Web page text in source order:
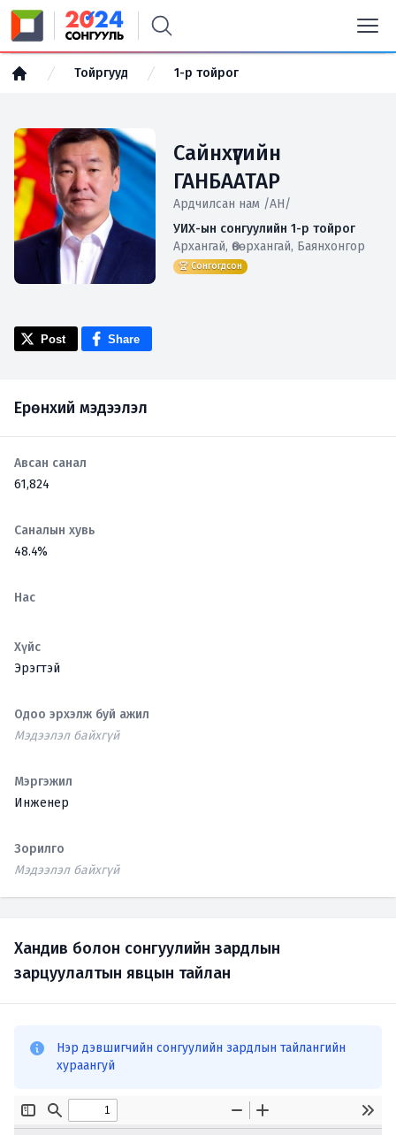
Тойргууд 1-р тойрог
Сайнхүүгийн
ГАНБААТАР
Ардчилсан нам /АН/
УИХ-ын сонгуулийн 1-р тойрог
Архангай, Өвөрхангай, Баянхонгор
🏆 Сонгогдсон
Post Share
Ерөнхий мэдээлэл
Авсан санал
61,824
Саналын хувь
48.4%
Нас
Хүйс
Эрэгтэй
Одоо эрхэлж буй ажил
Мэдээлэл байхгүй
Мэргэжил
Инженер
Зорилго
Мэдээлэл байхгүй
Хандив болон сонгуулийн зардлын
зарцуулалтын явцын тайлан
Нэр дэвшигчийн сонгуулийн зардлын тайлангийн
хураангуй